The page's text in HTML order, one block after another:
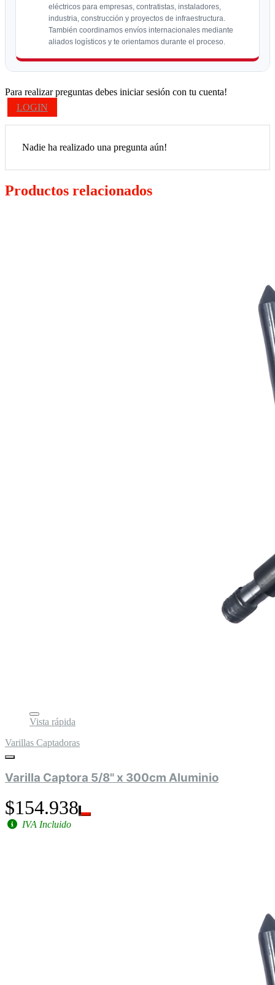
eléctricos para empresas, contratistas, instaladores,
industria, construcción y proyectos de infraestructura.
También coordinamos envíos internacionales mediante
aliados logísticos y te orientamos durante el proceso.
Para realizar preguntas debes iniciar sesión con tu cuenta!
LOGIN
Nadie ha realizado una pregunta aún!
Productos relacionados
Vista rápida
Varillas Captadoras
Varilla Captora 5/8" x 300cm Aluminio
$154.938
IVA Incluido